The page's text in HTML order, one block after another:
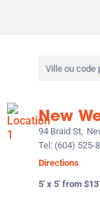
Rechercher
par
code
postal
New
94 Braid St,
Tel: (604) 525-
Directions
5' x 5' from